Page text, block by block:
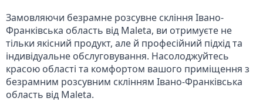
Замовляючи безрамне розсувне скління Івано-
Франківська область від Maleta, ви отримуєте не
тільки якісний продукт, але й професійний підхід та
індивідуальне обслуговування. Насолоджуйтесь
красою області та комфортом вашого приміщення з
безрамним розсувним склінням Івано-Франківська
область від Maleta.